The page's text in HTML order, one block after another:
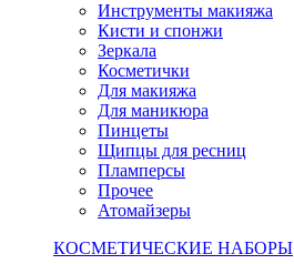
Инструменты макияжа
Кисти и спонжи
Зеркала
Косметички
Для макияжа
Для маникюра
Пинцеты
Щипцы для ресниц
Пламперсы
Прочее
Атомайзеры
КОСМЕТИЧЕСКИЕ НАБОРЫ